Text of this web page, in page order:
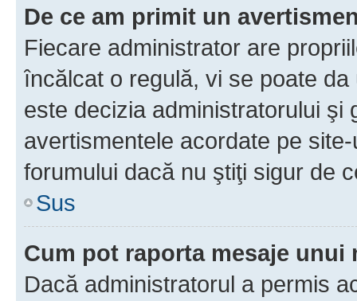
De ce am primit un
Fiecare administrator are
încălcat o regulă, vi se poate
este decizia administratorului şi
avertismentele acordate pe
forumului dacă nu ştiţi sigur de
Sus
Cum pot raporta mesaje unui
Dacă administratorul a permis